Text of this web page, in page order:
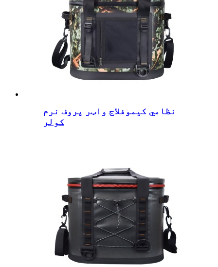
نظامي کیموفلاج واټر پروف نرم
کولر